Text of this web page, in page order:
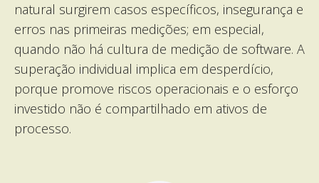
natural surgirem casos específicos, insegurança e
erros nas primeiras medições; em especial,
quando não há cultura de medição de software. A
superação individual implica em desperdício,
porque promove riscos operacionais e o esforço
investido não é compartilhado em ativos de
processo.